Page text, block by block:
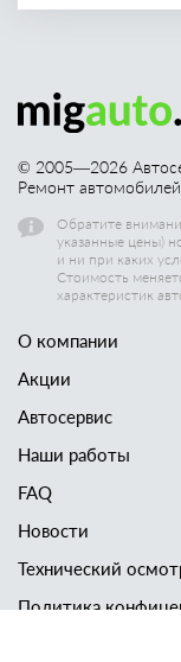
© 2005—2026
Ремонт
Обратите
указанные цены)
и ни при каких
Стоимость
характеристик
О компании
Акции
Автосервис
Наши работы
FAQ
Новости
Технический
Политика